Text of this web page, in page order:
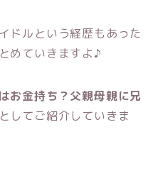
ドルという経歴もあった
めていきますよ♪
お金持ち？父親母親に兄
してご紹介していきま